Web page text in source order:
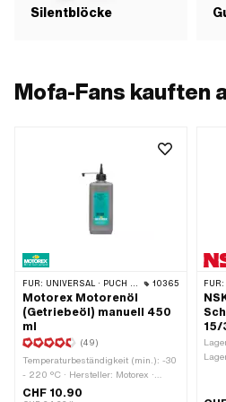
Silentblöcke
Mofa-Fans kauften
FÜR: UNIVERSAL · PUCH · SACHS · ZÜNDAPP BELMONDO · TOMOS · CILO · HERCULES · KREIDLER · ZÜNDAPP 10365
Motorex Motorenöl
(Getriebeöl) manuell 450
ml
(49)
Temperaturbeständigkeit (min.): -30
- 220 °C · Hersteller: Motorex ·
Öltyp: GL4 · Viskosität (SAE): SAE
CHF 10.90
FÜR:
15/
NSK